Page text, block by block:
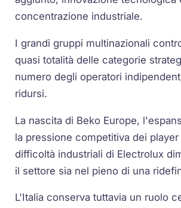
concentrazione industriale.
I grandi gruppi multinazionali
quasi totalità delle categorie
numero degli operatori
ridursi.
La nascita di Beko Europe,
la pressione competitiva dei
difficoltà industriali di Electrolux
il settore sia nel pieno di una
L'Italia conserva tuttavia un ruolo